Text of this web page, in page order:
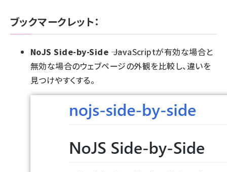
ブックマークレット：
NoJS Side-by-Side ―― JavaScriptが有効な場合と
無効な場合のウェブページの外観を比較し、違いを
見つけやすくする。